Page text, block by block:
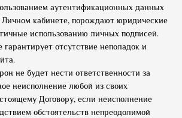
аутентификационных данных
Личном кабинете, порождают юридические
использованию личных подписей.
гарантирует отсутствие неполадок и
не будет нести ответственности за
неисполнение любой из своих
Договору, если неисполнение
обстоятельств непреодолимой